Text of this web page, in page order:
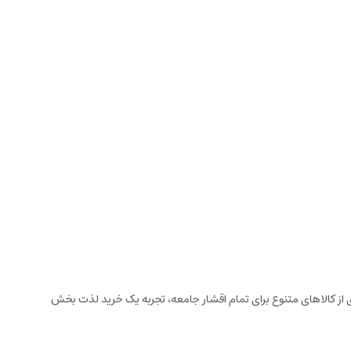
می باشد. این فروشگاه اینترنتی که در سال 1394 تاسیس شده است، با گستره ای از کالاهای متنوع برای تمام اقشار جامعه، تجربه یک خرید لذت بخش